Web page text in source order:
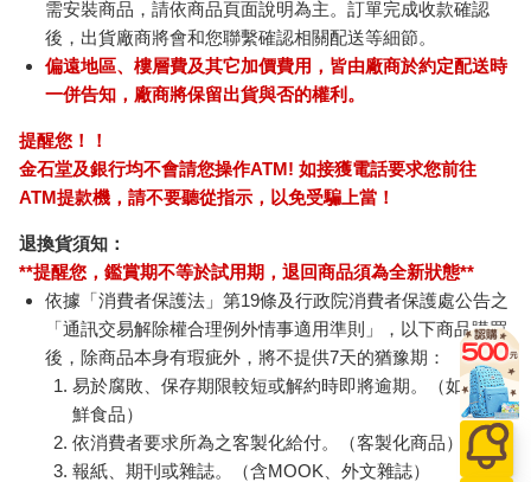
需安裝商品，請依商品頁面說明為主。訂單完成收款確認
後，出貨廠商將會和您聯繫確認相關配送等細節。
偏遠地區、樓層費及其它加價費用，皆由廠商於約定配送時
一併告知，廠商將保留出貨與否的權利。
提醒您！！
金石堂及銀行均不會請您操作ATM! 如接獲電話要求您前往
ATM提款機，請不要聽從指示，以免受騙上當！
退換貨須知：
**提醒您，鑑賞期不等於試用期，退回商品須為全新狀態**
依據「消費者保護法」第19條及行政院消費者保護處公告之
「通訊交易解除權合理例外情事適用準則」，以下商品購買
後，除商品本身有瑕疵外，將不提供7天的猶豫期：
易於腐敗、保存期限較短或解約時即將逾期。（如：生
鮮食品）
依消費者要求所為之客製化給付。（客製化商品）
報紙、期刊或雜誌。（含MOOK、外文雜誌）